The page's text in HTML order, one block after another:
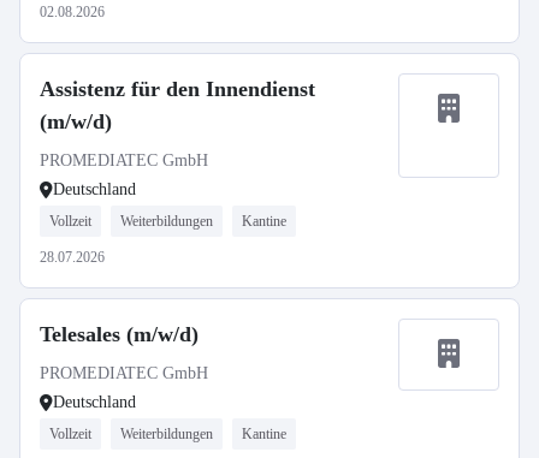
02.08.2026
Assistenz für den Innendienst
(m/w/d)
PROMEDIATEC GmbH
Deutschland
Vollzeit Weiterbildungen Kantine
28.07.2026
Telesales (m/w/d)
PROMEDIATEC GmbH
Deutschland
Vollzeit Weiterbildungen Kantine